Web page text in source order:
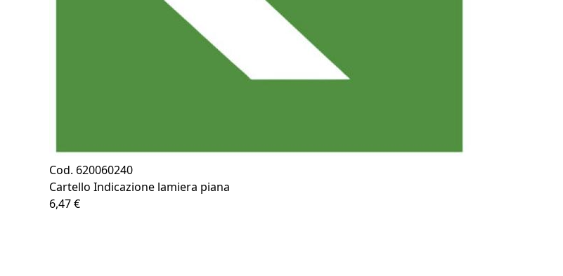
Cod. 620060240
Cartello Indicazione lamiera piana
6,47 €